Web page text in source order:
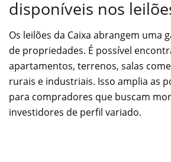
disponíveis nos
Os leilões da Caixa abrangem uma
de propriedades. É possível
apartamentos, terrenos, salas
rurais e industriais. Isso amplia as
para compradores que buscam
investidores de perfil variado.